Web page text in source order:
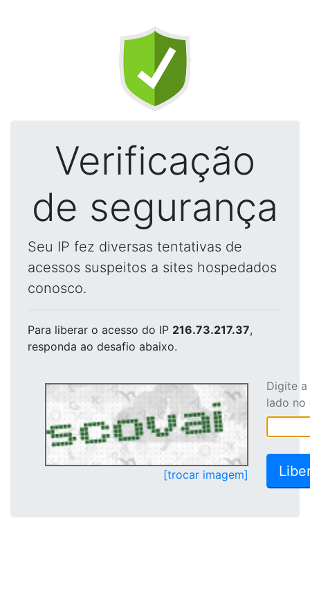
Verificação
de segurança
Seu IP fez diversas tentativas de
acessos suspeitos a sites hospedados
conosco.
Para liberar o acesso do IP 216.73.217.37,
responda ao desafio abaixo.
[trocar imagem]
Digite
lado no